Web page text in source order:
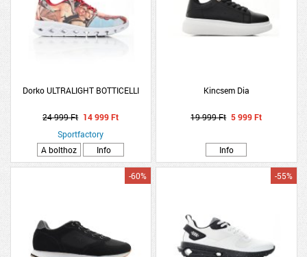
Dorko ULTRALIGHT BOTTICELLI
24 999 Ft 14 999 Ft
Sportfactory
A bolthoz
Info
Kincsem Dia
19 999 Ft 5 999 Ft
Info
-60% -55%